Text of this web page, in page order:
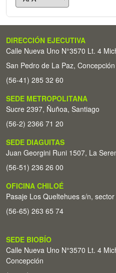
DIRECCIÓN EJECUTIVA
Calle Nueva Uno N°3570 Lt. 4
San Pedro de La Paz, Concepción
(56-41) 285 32 60
SEDE METROPOLITANA
Sucre 2397, Ñuñoa, Santiago
(56-2) 2366 71 20
SEDE DIAGUITAS
Juan Georgini Runi 1507, La
(56-51) 236 26 00
OFICINA CHILOÉ
Pasaje Los Queltehues s/n,
(56-65) 263 65 74
SEDE BIOBÍO
Calle Nueva Uno N°3570 Lt. 4
Concepción